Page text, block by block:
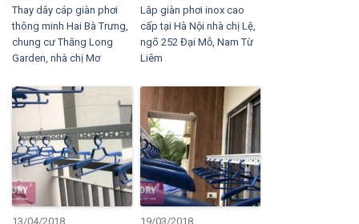
Thay dây cáp giàn phơi
thông minh Hai Bà Trưng,
chung cư Thăng Long
Garden, nhà chị Mơ
Lắp giàn phơi inox cao
cấp tại Hà Nội nhà chị Lệ,
ngõ 252 Đại Mỗ, Nam Từ
Liêm
13/04/2018
19/03/2018